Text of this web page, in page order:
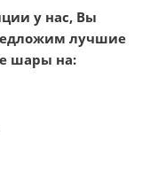
у нас, Вы
лучшие
шары на: